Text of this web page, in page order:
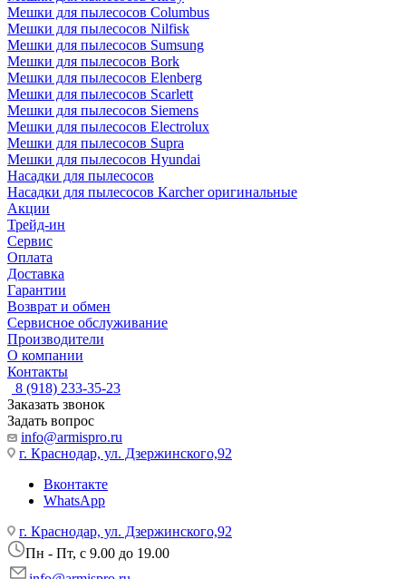
Мешки для пылесосов Columbus
Мешки для пылесосов Nilfisk
Мешки для пылесосов Sumsung
Мешки для пылесосов Bork
Мешки для пылесосов Elenberg
Мешки для пылесосов Scarlett
Мешки для пылесосов Siemens
Мешки для пылесосов Electrolux
Мешки для пылесосов Supra
Мешки для пылесосов Hyundai
Насадки для пылесосов
Насадки для пылесосов Karcher оригинальные
Акции
Трейд-ин
Сервис
Оплата
Доставка
Гарантии
Возврат и обмен
Сервисное обслуживание
Производители
О компании
Контакты
8 (918) 233-35-23
Заказать звонок
Задать вопрос
info@armispro.ru
г. Краснодар, ул. Дзержинского,92
Вконтакте
WhatsApp
г. Краснодар, ул. Дзержинского,92
Пн - Пт, c 9.00 до 19.00